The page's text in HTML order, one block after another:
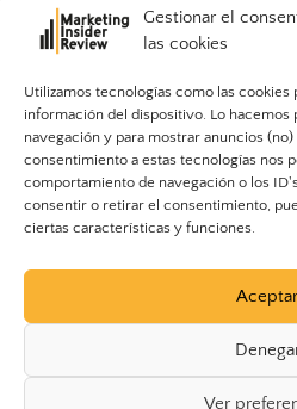
Gestionar el
las cookies
Utilizamos tecnologías como las
información del dispositivo. Lo hacemos
navegación y para mostrar anuncios (no)
consentimiento a estas tecnologías nos
comportamiento de navegación o los
consentir o retirar el consentimiento,
ciertas características y funciones.
Aceptar
Ver